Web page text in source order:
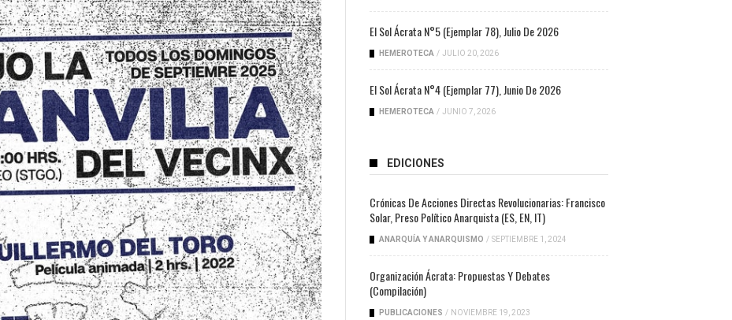
El Sol Ácrata N°5 (ejemplar 78), Julio De 2026
HEMEROTECA / JULIO 20, 2026
El Sol Ácrata N°4 (ejemplar 77), Junio De 2026
HEMEROTECA / JUNIO 7, 2026
EDICIONES
Crónicas De Acciones Directas Revolucionarias: Francisco
Solar, Preso Político Anarquista (ES, EN, IT)
ANARQUÍA Y ANARQUISMO / SEPTIEMBRE 1, 2024
Organización Ácrata: Propuestas Y Debates
(compilación)
PUBLICACIONES / NOVIEMBRE 19, 2023